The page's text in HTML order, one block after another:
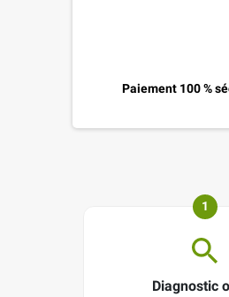
Paiement 100 %
1
Diagnostic